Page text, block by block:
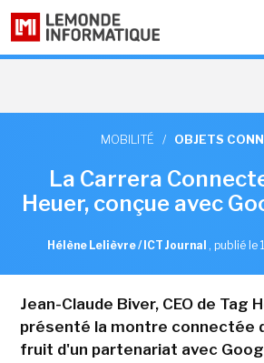
MOBILITÉ / OBJETS
La Carrera
Heuer, conçue avec
Hélène Lelièvre / ICT Journal , publié le
Jean-Claude Biver, CEO de Tag
présenté la montre connectée
fruit d'un partenariat avec